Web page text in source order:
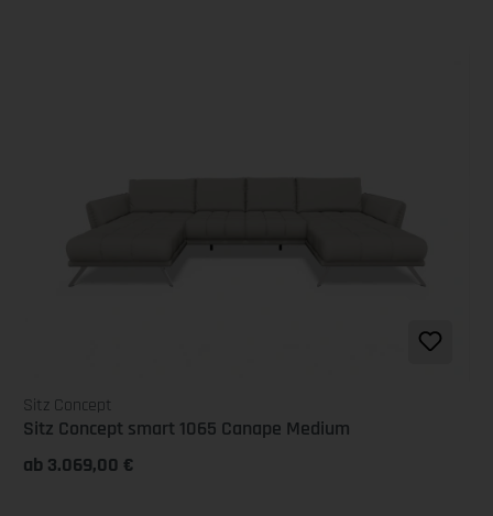
Sitz Concept
Sitz Concept smart 1065 Canape Medium
ab 3.069,00 €